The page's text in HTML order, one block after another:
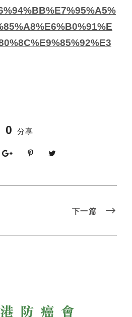
0 分享
下一篇